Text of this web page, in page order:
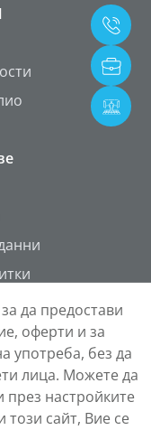
да предостави
оферти и за
употреба, без да
лица. Можете да
през настройките
сайт, Вие се